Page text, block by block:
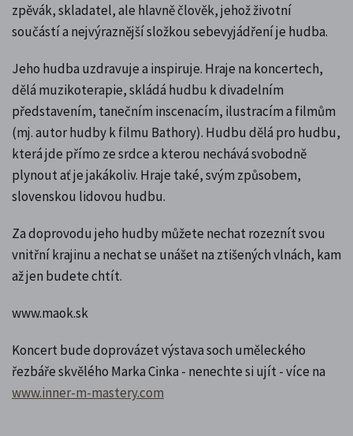
zpěvák, skladatel, ale hlavně člověk, jehož životní
součástí a nejvýraznější složkou sebevyjádření je hudba.
Jeho hudba uzdravuje a inspiruje. Hraje na koncertech,
dělá muzikoterapie, skládá hudbu k divadelním
představením, tanečním inscenacím, ilustracím a filmům
(mj. autor hudby k filmu Bathory). Hudbu dělá pro hudbu,
která jde přímo ze srdce a kterou nechává svobodně
plynout ať je jakákoliv. Hraje také, svým způsobem,
slovenskou lidovou hudbu.
Za doprovodu jeho hudby můžete nechat rozeznít svou
vnitřní krajinu a nechat se unášet na ztišených vlnách, kam
až jen budete chtít.
www.maok.sk
Koncert bude doprovázet výstava soch uměleckého
řezbáře skvělého Marka Cinka - nenechte si ujít - více na
www.inner-m-mastery.com